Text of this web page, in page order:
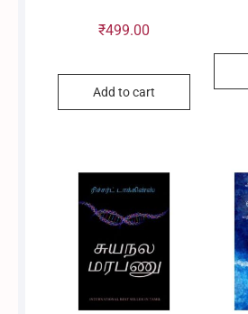
out of 5
₹499.00
Add to cart